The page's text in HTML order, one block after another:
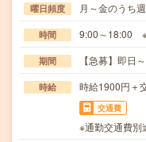
曜日頻度 月～金のうち
時間 9:00～18:00 ※
期間 【急募】即日
時給 時給1900円＋
交通費
※通勤交通費別